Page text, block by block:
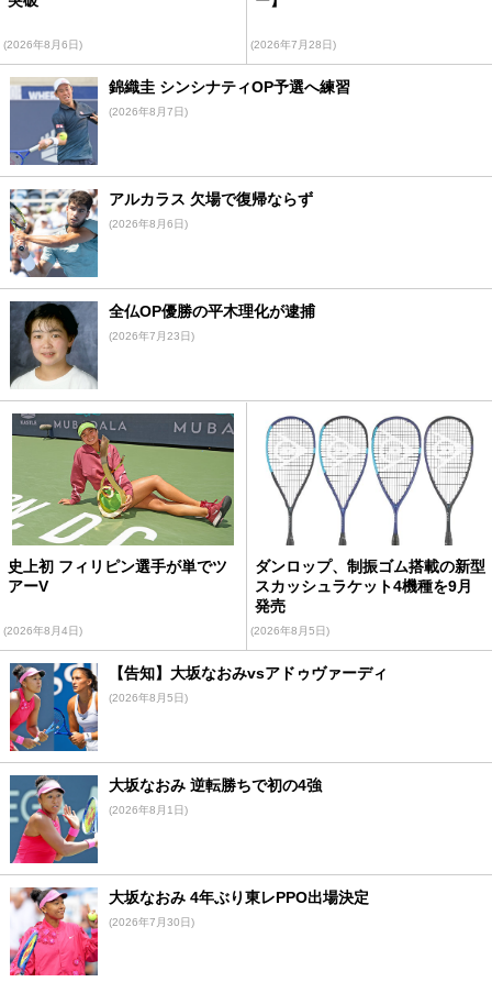
(2026年8月6日) (2026年7月28日)
錦織圭 シンシナティOP予選へ練習
(2026年8月7日)
アルカラス 欠場で復帰ならず
(2026年8月6日)
全仏OP優勝の平木理化が逮捕
(2026年7月23日)
史上初 フィリピン選手が単でツ
アーV
(2026年8月4日)
ダンロップ、制振ゴム搭載の新型
スカッシュラケット4機種を9月
発売
(2026年8月5日)
【告知】大坂なおみvsアドゥヴァーディ
(2026年8月5日)
大坂なおみ 逆転勝ちで初の4強
(2026年8月1日)
大坂なおみ 4年ぶり東レPPO出場決定
(2026年7月30日)